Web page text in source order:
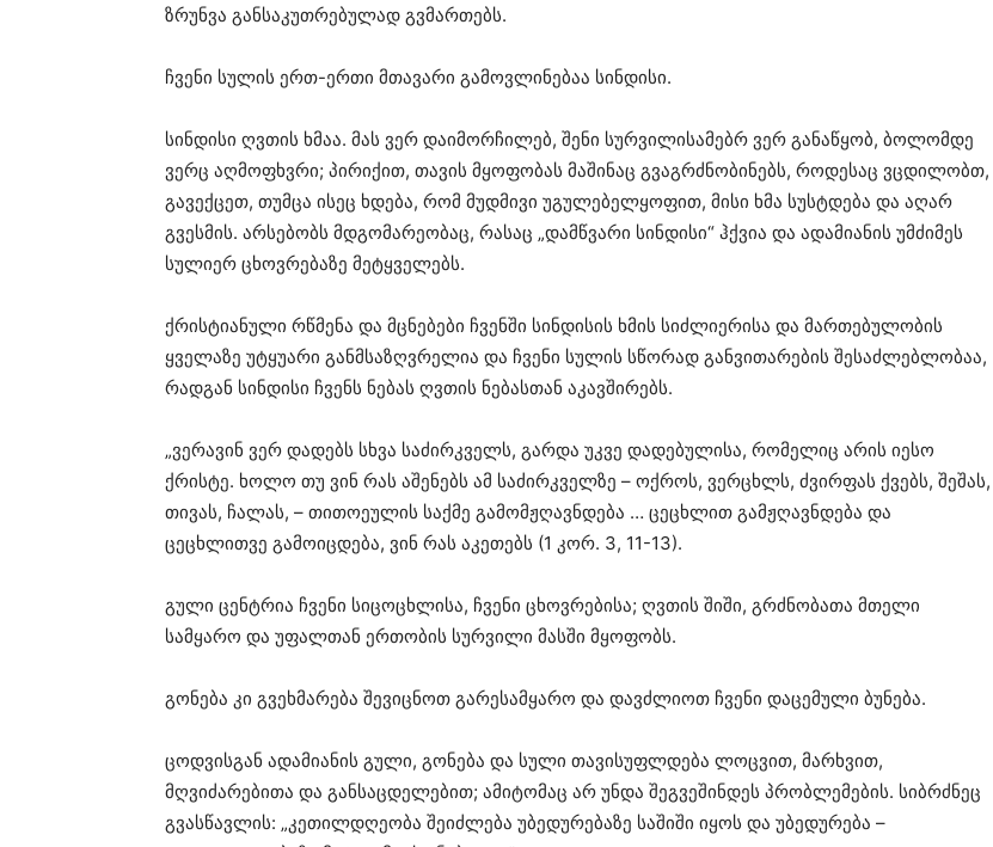
ზრუნვა განსაკუთრებულად გვმართებს.
ჩვენი სულის ერთ-ერთი მთავარი გამოვლინებაა სინდისი.
სინდისი ღვთის ხმაა. მას ვერ დაიმორჩილებ, შენი სურვილისამებრ ვერ განაწყობ, ბოლომდე
ვერც აღმოფხვრი; პირიქით, თავის მყოფობას მაშინაც გვაგრძნობინებს, როდესაც ვცდილობთ,
გავექცეთ, თუმცა ისეც ხდება, რომ მუდმივი უგულებელყოფით, მისი ხმა სუსტდება და აღარ
გვესმის. არსებობს მდგომარეობაც, რასაც „დამწვარი სინდისი“ ჰქვია და ადამიანის უმძიმეს
სულიერ ცხოვრებაზე მეტყველებს.
ქრისტიანული რწმენა და მცნებები ჩვენში სინდისის ხმის სიძლიერისა და მართებულობის
ყველაზე უტყუარი განმსაზღვრელია და ჩვენი სულის სწორად განვითარების შესაძლებლობაა,
რადგან სინდისი ჩვენს ნებას ღვთის ნებასთან აკავშირებს.
„ვერავინ ვერ დადებს სხვა საძირკველს, გარდა უკვე დადებულისა, რომელიც არის იესო
ქრისტე. ხოლო თუ ვინ რას აშენებს ამ საძირკველზე – ოქროს, ვერცხლს, ძვირფას ქვებს, შეშას,
თივას, ჩალას, – თითოეულის საქმე გამომჟღავნდება … ცეცხლით გამჟღავნდება და
ცეცხლითვე გამოიცდება, ვინ რას აკეთებს (1 კორ. 3, 11-13).
გული ცენტრია ჩვენი სიცოცხლისა, ჩვენი ცხოვრებისა; ღვთის შიში, გრძნობათა მთელი
სამყარო და უფალთან ერთობის სურვილი მასში მყოფობს.
გონება კი გვეხმარება შევიცნოთ გარესამყარო და დავძლიოთ ჩვენი დაცემული ბუნება.
ცოდვისგან ადამიანის გული, გონება და სული თავისუფლდება ლოცვით, მარხვით,
მღვიძარებითა და განსაცდელებით; ამიტომაც არ უნდა შეგვეშინდეს პრობლემების. სიბრძნეც
გვასწავლის: „კეთილდღეობა შეიძლება უბედურებაზე საშიში იყოს და უბედურება –